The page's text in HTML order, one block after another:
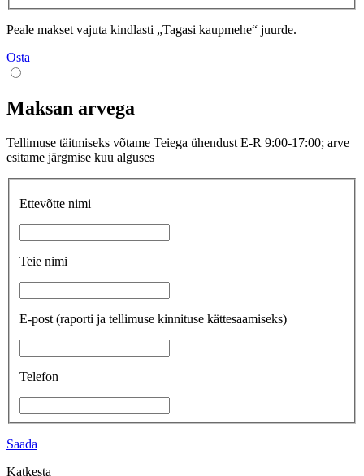
Peale makset vajuta kindlasti „Tagasi kaupmehe“ juurde.
Osta
Maksan arvega
Tellimuse täitmiseks võtame Teiega ühendust E-R 9:00-17:00; arve
esitame järgmise kuu alguses
Ettevõtte nimi
Teie nimi
E-post (raporti ja tellimuse kinnituse kättesaamiseks)
Telefon
Saada
Katkesta